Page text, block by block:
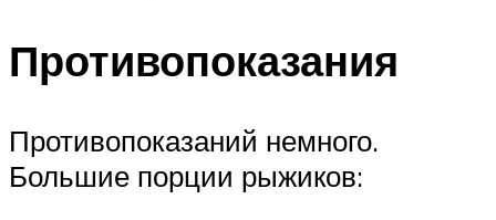
Противопоказания
Противопоказаний немного.
Большие порции рыжиков: